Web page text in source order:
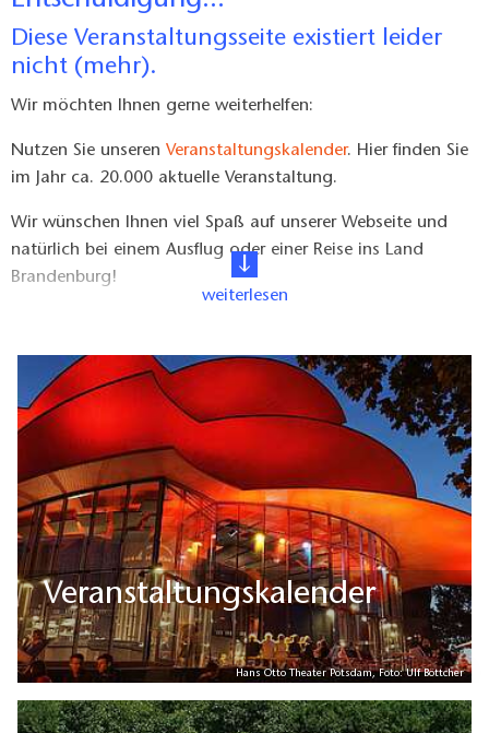
Diese Veranstaltungsseite existiert leider
nicht (mehr).
Wir möchten Ihnen gerne weiterhelfen:
Nutzen Sie unseren Veranstaltungskalender. Hier finden Sie
im Jahr ca. 20.000 aktuelle Veranstaltung.
Wir wünschen Ihnen viel Spaß auf unserer Webseite und
natürlich bei einem Ausflug oder einer Reise ins Land
Brandenburg!
weiterlesen
Veranstaltungskalender
Hans Otto Theater Potsdam, Foto: Ulf Böttcher